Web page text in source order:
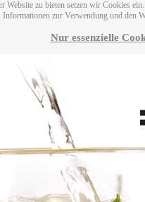
Website zu bieten setzen wir Cookies
Informationen zur Verwendung und den
Nur essenzielle